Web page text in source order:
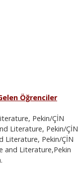
Öğrenciler
Pekin/ÇİN
Literature, Pekin/ÇİN
Literature, Pekin/ÇİN
and Literature,Pekin